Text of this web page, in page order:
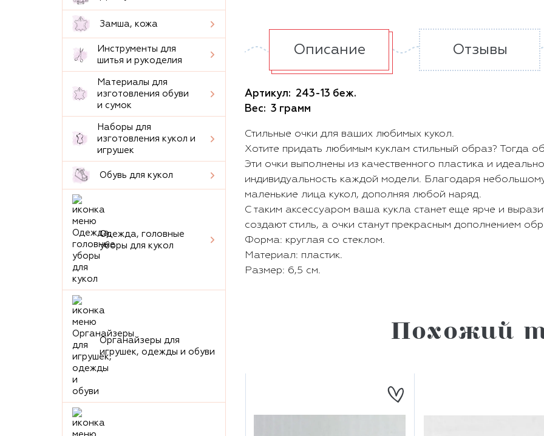
Описание Отзывы
Артикул: 243-13 беж.
Вес: 3 грамм
Стильные очки для ваших любимых кукол.
Хотите придать любимым куклам стильный образ? Тогда
Эти очки выполнены из качественного пластика и
индивидуальность каждой модели. Благодаря
маленькие лица кукол, дополняя любой наряд.
С таким аксессуаром ваша кукла станет еще ярче и
создают стиль, а очки станут прекрасным дополнением
Форма: круглая со стеклом.
Материал: пластик.
Размер: 6,5 см.
Похожий
Замша, кожа
Инструменты для
шитья и рукоделия
Материалы для
изготовления обуви
и сумок
Наборы для
изготовления кукол и
игрушек
Обувь для кукол
Одежда, головные
уборы для кукол
Органайзеры для
игрушек, одежды и обуви